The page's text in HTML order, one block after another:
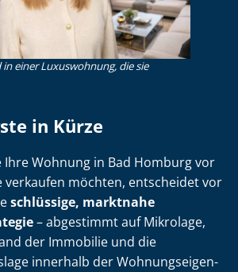
einer Luxuswohnung, die sie
in Kürze
Ihre Wohnung in Bad Homburg vor
verkaufen möchten, entscheidet vor
schlüssige, marktnahe
– abgestimmt auf Mikrolage,
der Immobilie und die
innerhalb der Woh­nungs­ei­gen­